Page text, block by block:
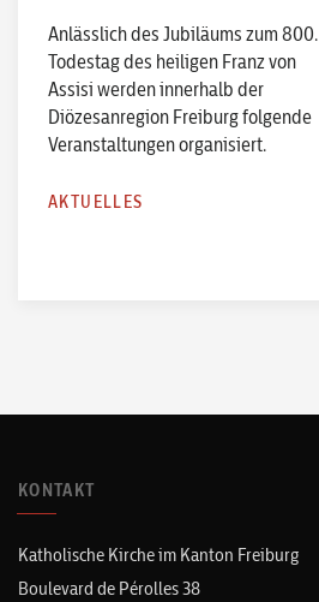
Anlässlich des Jubiläums zum 800.
Todestag des heiligen Franz von
Assisi werden innerhalb der
Diözesanregion Freiburg folgende
Veranstaltungen organisiert.
AKTUELLES
KONTAKT
Katholische Kirche im Kanton Freiburg
Boulevard de Pérolles 38